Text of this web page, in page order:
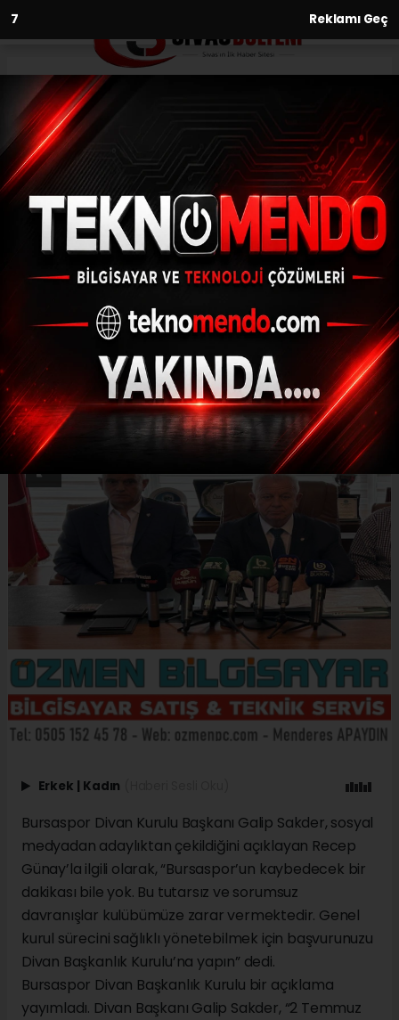
6 Reklamı Geç
Anasayfa Spor
Galip Sakder: “Sorumsuz
davranışlar, kulübümüze zarar
vermektedir”
SPOR
(İHA) - İhlas Haber Ajansı | 29.06.2023 - 11:00, Güncelleme: 29.06.2023
- 10:51
Galip Sakder: “Sorumsuz davranışlar,
kulübümüze zarar vermektedir”
ABONE OL
Erkek | Kadın
Bursaspor Divan Kurulu Başkanı Galip Sakder, sosyal
medyadan adaylıktan çekildiğini açıklayan Recep
Günay’la ilgili olarak, “Bursaspor’un kaybedecek bir
dakikası bile yok. Bu tutarsız ve sorumsuz
davranışlar kulübümüze zarar vermektedir. Genel
kurul sürecini sağlıklı yönetebilmek için başvurunuzu
Divan Başkanlık Kurulu’na yapın” dedi.
Bursaspor Divan Başkanlık Kurulu bir açıklama
yayımladı. Divan Başkanı Galip Sakder, “2 Temmuz